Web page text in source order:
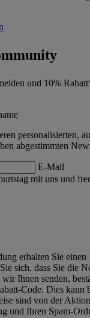
und 10%
personalisierten,
abgestimmten
E-Mail
mit uns und
erhalten Sie einen
sich, dass Sie die
Ihnen senden,
Code. Dies kann
sind von der
und Ihren Spam-